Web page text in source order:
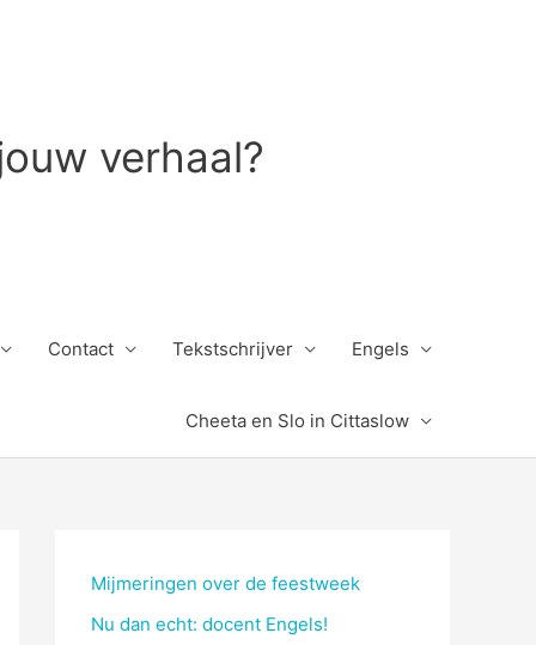
verhaal?
Contact Tekstschrijver Engels
Cheeta en Slo in Cittaslow
Mijmeringen over de feestweek
Nu dan echt: docent Engels!